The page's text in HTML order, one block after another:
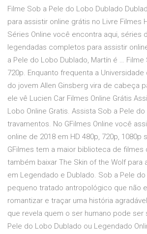
Filme Sob a Pele do Lobo Dublado
para assistir online grátis no Livre Filmes
Séries Online você encontra aqui, séries
legendadas completos para assistir
a Pele do Lobo Dublado, Martín é … Filme
720p. Enquanto frequenta a Universidade
do jovem Allen Ginsberg vira de cabeça
ele vê Lucien Car Filmes Online Grátis
Lobo Online Gratis. Assista Sob a Pele
travamentos. No GFilmes Online você
online de 2018 em HD 480p, 720p, 1080p
GFilmes tem a maior biblioteca de filmes
também baixar The Skin of the Wolf para
em Legendado e Dublado. Sob a Pele
pequeno tratado antropológico que não
romantizar e traçar uma história
que revela quem o ser humano pode ser
Pele do Lobo Dublado ou Legendado